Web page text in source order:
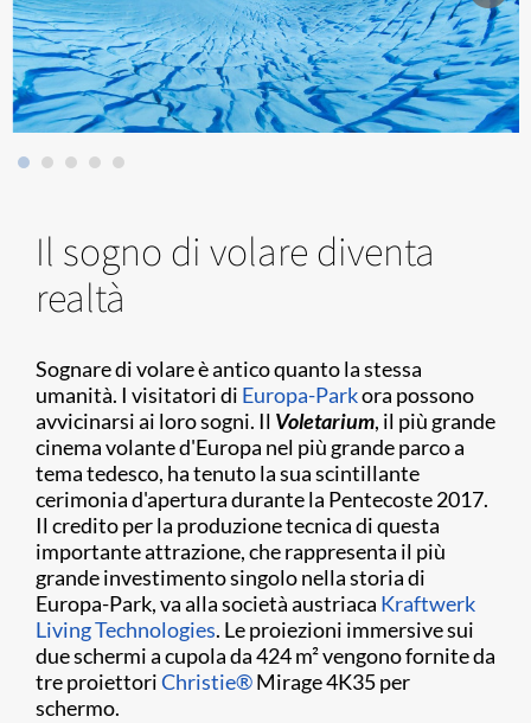
Il sogno di volare diventa
realtà
Sognare di volare è antico quanto la stessa
umanità. I visitatori di Europa-Parkora possono
avvicinarsi ai loro sogni. Il Voletarium, il più grande
cinema volante d'Europa nel più grande parco a
tema tedesco, ha tenuto la sua scintillante
cerimonia d'apertura durante la Pentecoste 2017.
Il credito per la produzione tecnica di questa
importante attrazione, che rappresenta il più
grande investimento singolo nella storia di
Europa-Park, va alla società austriaca Kraftwerk
Living Technologies. Le proiezioni immersive sui
due schermi a cupola da 424 m² vengono fornite da
tre proiettoriChristie®Mirage 4K35 per
schermo.​